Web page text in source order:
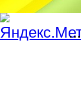
...